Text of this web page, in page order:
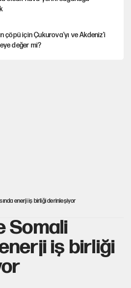
çöpü için Çukurova'yı ve Akdeniz'i
değer mi?
enerji iş birliği derinleşiyor
Somali
iş birliği